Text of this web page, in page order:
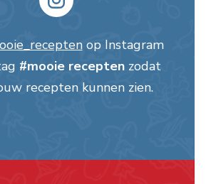
op Instagram
#mooie recepten zodat
recepten kunnen zien.